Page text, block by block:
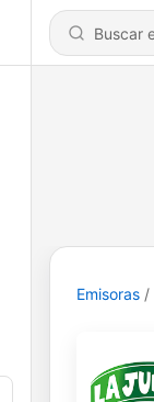
Emisoras